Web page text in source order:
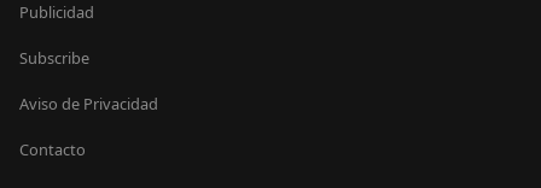
Publicidad
Subscribe
Aviso de Privacidad
Contacto